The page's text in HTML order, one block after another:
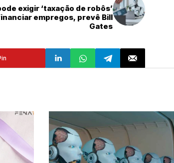
exigir ‘taxação de robôs’
empregos, prevê Bill
Gates